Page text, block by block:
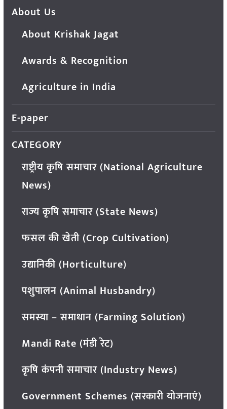
About Us
About Krishak Jagat
Awards & Recognition
Agriculture in India
E-paper
CATEGORY
राष्ट्रीय कृषि समाचार (National Agriculture
News)
राज्य कृषि समाचार (State News)
फसल की खेती (Crop Cultivation)
उद्यानिकी (Horticulture)
पशुपालन (Animal Husbandry)
समस्या – समाधान (Farming Solution)
Mandi Rate (मंडी रेट)
कृषि कंपनी समाचार (Industry News)
Government Schemes (सरकारी योजनाएं)